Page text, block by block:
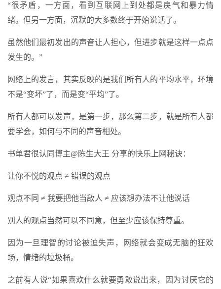
“很矛盾，一方面，看到互联网上到处都是戾气和暴力情
绪。但另一方面，沉默的大多数终于开始说话了。
虽然他们最初发出的声音让人担心，但进步就是这样一点点
发生的。”
网络上的发言，其实反映的是我们所有人的平均水平，环境
不是“变坏”了，而是变“平均”了。
所有人都可以发声，是第一步，那么第二步，就是所有人都
要学会，如何与不同的声音相处。
书单君很认同博主@陈生大王 分享的快乐上网秘诀：
让你不悦的观点 ≠ 错误的观点
观点不同 ≠ 我要把他当敌人 ≠ 应该想办法不让他说话
别人的观点当然可以不同意，但至少应该保持尊重。
因为一旦理智的讨论被迫失声，网络就会变成无脑的狂欢
场，情绪的垃圾桶。
之前有人说“如果喜欢什么就要勇敢说出来，因为讨厌它的